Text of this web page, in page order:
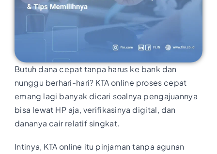
Butuh dana cepat tanpa harus ke bank dan
nunggu berhari-hari? KTA online proses cepat
emang lagi banyak dicari soalnya pengajuannya
bisa lewat HP aja, verifikasinya digital, dan
dananya cair relatif singkat.
Intinya, KTA online itu pinjaman tanpa agunan